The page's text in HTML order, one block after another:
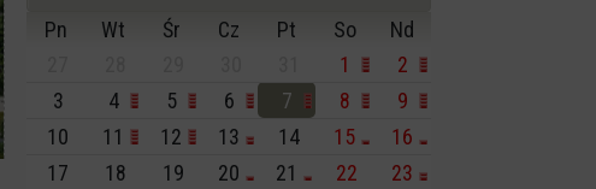
Pn Wt Śr Cz Pt So
Nd
1
2
3
4 5 6 7 8
9
10
11 12 13 14 15
16
17
18 19 20 21 22
23